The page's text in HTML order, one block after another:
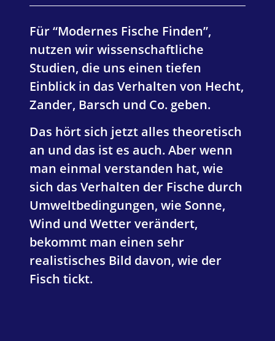
Für “Modernes Fische Finden”,
nutzen wir wissenschaftliche
Studien, die uns einen tiefen
Einblick in das Verhalten von Hecht,
Zander, Barsch und Co. geben.
Das hört sich jetzt alles theoretisch
an und das ist es auch. Aber wenn
man einmal verstanden hat, wie
sich das Verhalten der Fische durch
Umweltbedingungen, wie Sonne,
Wind und Wetter verändert,
bekommt man einen sehr
realistisches Bild davon, wie der
Fisch tickt.